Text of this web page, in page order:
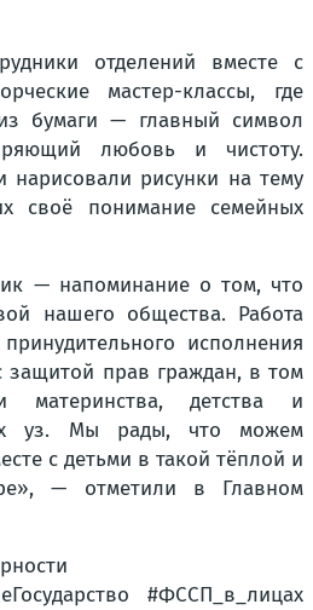
отделений вместе с
мастер-классы, где
бумаги — главный символ
любовь и чистоту.
нарисовали рисунки на тему
своё понимание семейных
— напоминание о том, что
нашего общества. Работа
исполнения
защитой прав граждан, в том
материнства, детства и
уз. Мы рады, что можем
с детьми в такой тёплой и
— отметили в Главном
#ФССП_в_лицах